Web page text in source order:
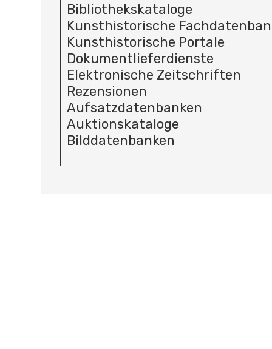
Bibliothekskataloge
Kunsthistorische
Kunsthistorische Portale
Dokumentlieferdienste
Elektronische Zeitschriften
Rezensionen
Aufsatzdatenbanken
Auktionskataloge
Bilddatenbanken